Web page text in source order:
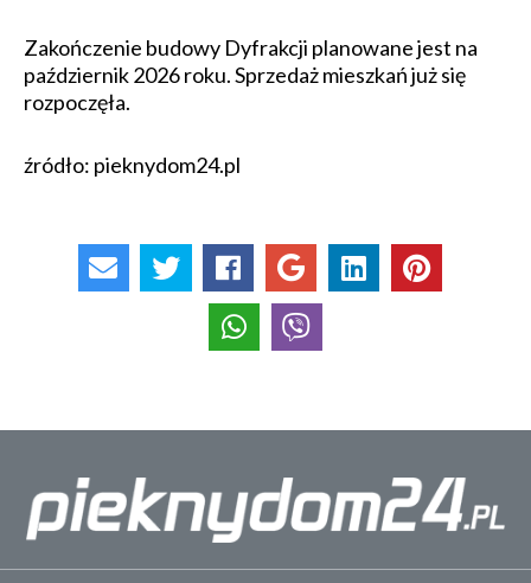
Zakończenie budowy Dyfrakcji planowane jest na
październik 2026 roku. Sprzedaż mieszkań już się
rozpoczęła.
źródło: pieknydom24.pl